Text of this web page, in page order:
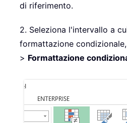
di riferimento.
2. Seleziona l'intervallo a
formattazione
> Formattazione